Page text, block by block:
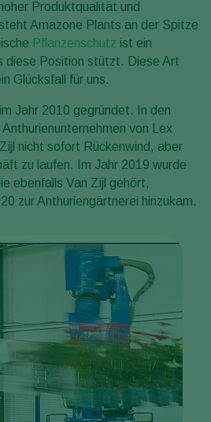
Produktqualität und
Amazone Plants an der Spitze
Pflanzenschutz ist ein
diese Position stützt. Diese Art
Glücksfall für uns.
Jahr 2010 gegründet. In den
von Lex
nicht sofort Rückenwind, aber
zu laufen. Im Jahr 2019 wurde
ebenfalls Van Zijl gehört,
zur Anthuriengärtnerei hinzukam.